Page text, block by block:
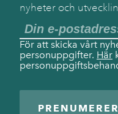
nyheter och
För att skicka vårt
personuppgifter. Här